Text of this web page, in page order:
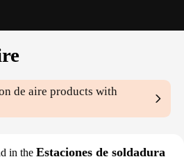
de aire products with
in the Estaciones de soldadura